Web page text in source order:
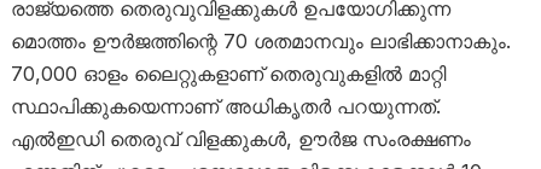
രാജ്യത്തെ തെരുവുവിളക്കുകൾ ഉപയോഗിക്കുന്ന
മൊത്തം ഊർജത്തിന്റെ 70 ശതമാനവും ലാഭിക്കാനാകും.
70,000 ഓളം ലൈറ്റുകളാണ് തെരുവുകളിൽ മാറ്റി
സ്ഥാപിക്കുകയെന്നാണ് അധികൃതർ പറയുന്നത്.
എൽഇഡി തെരുവ് വിളക്കുകൾ, ഊർജ സംരക്ഷണം